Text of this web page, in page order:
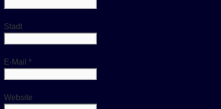
Stadt
E-Mail *
Website